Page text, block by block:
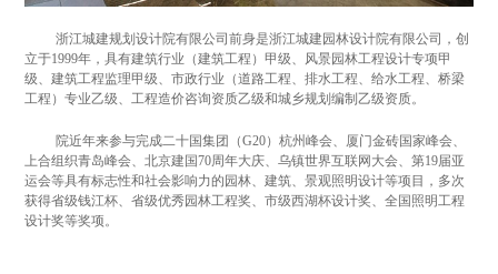
浙江城建规划设计院有限公司前身是浙江城建园林设计院有限公司，创
立于1999年，具有建筑行业（建筑工程）甲级、风景园林工程设计专项甲
级、建筑工程监理甲级、市政行业（道路工程、排水工程、给水工程、桥梁
工程）专业乙级、工程造价咨询资质乙级和城乡规划编制乙级资质。
院近年来参与完成二十国集团（G20）杭州峰会、厦门金砖国家峰会、
上合组织青岛峰会、北京建国70周年大庆、乌镇世界互联网大会、第19届亚
运会等具有标志性和社会影响力的园林、建筑、景观照明设计等项目，多次
获得省级钱江杯、省级优秀园林工程奖、市级西湖杯设计奖、全国照明工程
设计奖等奖项。